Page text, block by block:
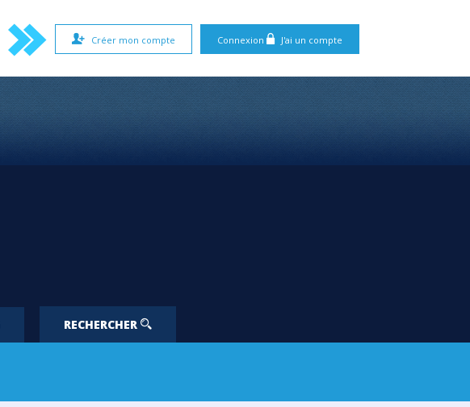
Connexion J'ai un compte
Créer mon compte
RECHERCHER